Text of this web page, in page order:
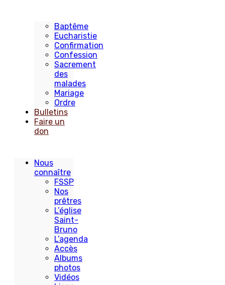
Baptême
Eucharistie
Confirmation
Confession
Sacrement
des
malades
Mariage
Ordre
Bulletins
Faire un
don
Nous
connaître
FSSP
Nos
prêtres
L’église
Saint-
Bruno
L’agenda
Accès
Albums
photos
Vidéos